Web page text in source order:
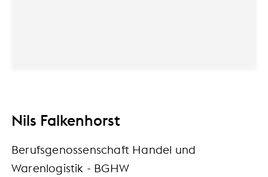
Nils Falkenhorst
Berufsgenossenschaft Handel und
Warenlogistik - BGHW